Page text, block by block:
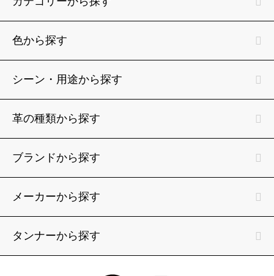
色から探す
シーン・用途から探す
革の種類から探す
ブランドから探す
メーカーから探す
タンナーから探す